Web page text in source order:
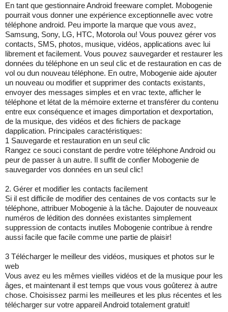
En tant que gestionnaire Android freeware complet. Mobogenie
pourrait vous donner une expérience exceptionnelle avec votre
téléphone android. Peu importe la marque que vous avez,
Samsung, Sony, LG, HTC, Motorola ou! Vous pouvez gérer vos
contacts, SMS, photos, musique, vidéos, applications avec lui
librement et facilement. Vous pouvez sauvegarder et restaurer les
données du téléphone en un seul clic et de restauration en cas de
vol ou dun nouveau téléphone. En outre, Mobogenie aide ajouter
un nouveau ou modifier et supprimer des contacts existants,
envoyer des messages simples et en vrac texte, afficher le
téléphone et létat de la mémoire externe et transférer du contenu
entre eux conséquence et images dimportation et dexportation,
de la musique, des vidéos et des fichiers de package
dapplication. Principales caractéristiques:
1 Sauvegarde et restauration en un seul clic
Rangez ce souci constant de perdre votre téléphone Android ou
peur de passer à un autre. Il suffit de confier Mobogenie de
sauvegarder vos données en un seul clic!
2. Gérer et modifier les contacts facilement
Si il est difficile de modifier des centaines de vos contacts sur le
téléphone, attribuer Mobogenie à la tâche. Dajouter de nouveaux
numéros de lédition des données existantes simplement
suppression de contacts inutiles Mobogenie contribue à rendre
aussi facile que facile comme une partie de plaisir!
3 Télécharger le meilleur des vidéos, musiques et photos sur le
web
Vous avez eu les mêmes vieilles vidéos et de la musique pour les
âges, et maintenant il est temps que vous vous goûterez à autre
chose. Choisissez parmi les meilleures et les plus récentes et les
télécharger sur votre appareil Android totalement gratuit!